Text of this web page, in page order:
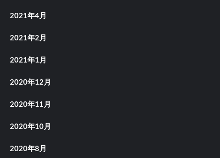
2021年4月
2021年2月
2021年1月
2020年12月
2020年11月
2020年10月
2020年8月